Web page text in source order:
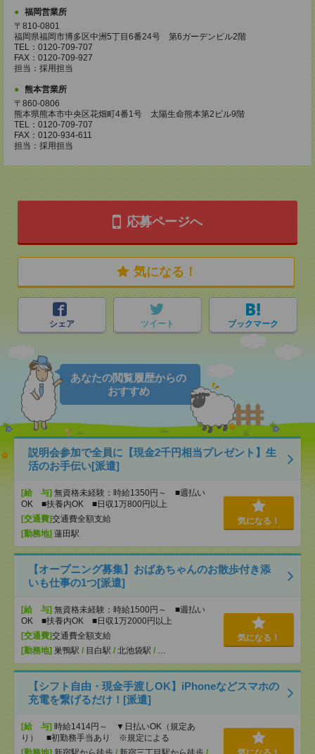
福岡営業所
〒810-0801
福岡県福岡市博多区中洲5丁目6番24号 第6ガーデンビル2階
TEL：0120-709-707
FAX：0120-709-927
担当：採用担当
熊本営業所
〒860-0806
熊本県熊本市中央区花畑町4番1号 太陽生命熊本第2ビル9階
TEL：0120-709-707
FAX：0120-934-611
担当：採用担当
応募ページへ
気になる！
シェア ツイート ブックマーク
あなたの閲覧履歴からの
おすすめ
説明会参加で全員に【現金2千円相当プレゼント】生
活のお手伝い[派遣]
[給 与] 無資格未経験：時給1350円～ ■週払い
OK ■扶養内OK ■日収1万800円以上
[交通費]交通費全額支給
[勤務地] 蓮田駅
気になる！
【オープニング募集】おばあちゃんのお散歩付き添
いも仕事の1つ[派遣]
[給 与] 無資格未経験：時給1500円～ ■週払い
OK ■扶養内OK ■日収1万2000円以上
[交通費]交通費全額支給
[勤務地] 巣鴨駅 / 目白駅 / 北池袋駅 / …
気になる！
【シフト自由・現金手渡しOK】iPhoneなどスマホの
充電を繋げるだけ！[派遣]
[給 与] 時給1414円～ ▼日払いOK（規定あ
り） ■初勤務手当あり ※規定による